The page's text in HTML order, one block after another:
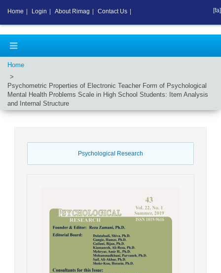
Home
Psychometric Properties of Electronic Teacher Form of Psychological
Mental Health Problems Scale in High School Students: Item Analysis
and Internal Structure
Psychological Research
Home Login About Rimag Contact Us [fa]